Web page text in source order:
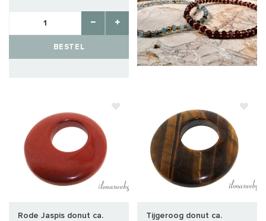
BESTEL
Rode Jaspis donut ca.
Tijgeroog donut ca.